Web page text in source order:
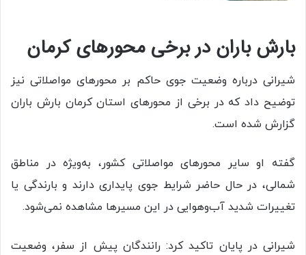
بارش باران در برخی محور‌های کرمان
شیرانی درباره وضعیت جوی حاکم بر محور‌های مواصلاتی نیز
توضیح داد که در برخی از محور‌های استان کرمان بارش باران
گزارش شده است.
گفته او سایر محور‌های مواصلاتی کشور، به‌ویژه در مناطق
شمالی، در حال حاضر شرایط جوی پایداری دارند و بارندگی یا
تغییرات شدید آب‌وهوایی در این مسیر‌ها مشاهده نمی‌شود.
شیرانی در پایان تاکید کرد: رانندگان پیش از سفر، وضعیت